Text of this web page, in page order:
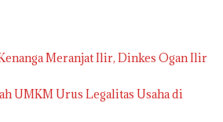
Meranjat Ilir, Dinkes Ogan Ilir
UMKM Urus Legalitas Usaha di